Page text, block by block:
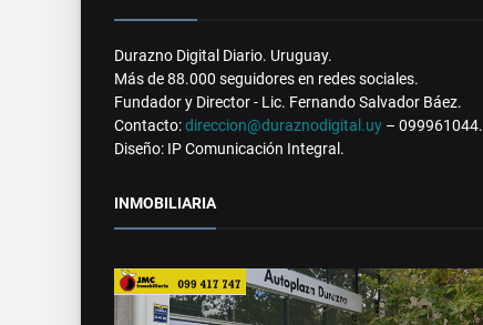
Durazno Digital Diario. Uruguay.
Más de 88.000 seguidores en redes sociales.
Fundador y Director - Lic. Fernando Salvador Báez.
Contacto:direccion@duraznodigital.uy – 099961044.
Diseño: IP Comunicación Integral.
INMOBILIARIA